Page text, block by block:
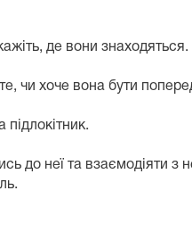
де вони знаходяться.
чи хоче вона бути
підлокітник.
до неї та взаємодіяти з